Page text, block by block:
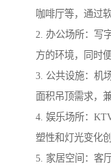
咖啡厅等，通过
2. 办公场所：写
方的环境，同时
3. 公共设施：机
面积吊顶需求，
4. 娱乐场所：
塑性和灯光变化
5. 家居空间：客